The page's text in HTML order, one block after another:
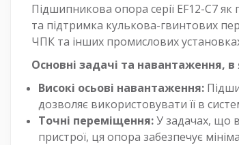
Підшипникова опора серії EF12-C7
та підтримка кулькова-гвинтових
ЧПК та інших промислових
Основні задачі та навантаження, в
Високі осьові навантаження:
дозволяє використовувати її в
Точні переміщення:У задачах, що
пристрої, ця опора забезпечує